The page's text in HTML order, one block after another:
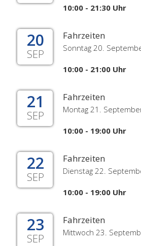
10:00 - 21:30 Uhr
20
SEP
Fahrzeiten
Sonntag 20.
10:00 - 21:00 Uhr
21
SEP
Fahrzeiten
Montag 21.
10:00 - 19:00 Uhr
22
SEP
Fahrzeiten
Dienstag 22.
10:00 - 19:00 Uhr
23
SEP
Fahrzeiten
Mittwoch 23.